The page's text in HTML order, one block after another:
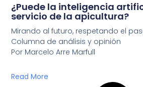
¿Puede la inteligencia
servicio de la apicultura?
Mirando al futuro, respetando el
Columna de análisis y opinión
Por Marcelo Arre Marfull
Read More